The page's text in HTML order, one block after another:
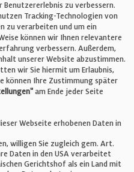
Benutzererlebnis zu verbessern.
Tracking-Technologien von
zu verarbeiten und um ein
können wir Ihnen relevantere
verbessern. Außerdem,
unserer Website abzustimmen.
wir Sie hiermit um Erlaubnis,
können Ihre Zustimmung später
am Ende jeder Seite
Webseite erhobenen Daten in
willigen Sie zugleich gem. Art.
Daten in den USA verarbeitet
Gerichtshof als ein Land mit